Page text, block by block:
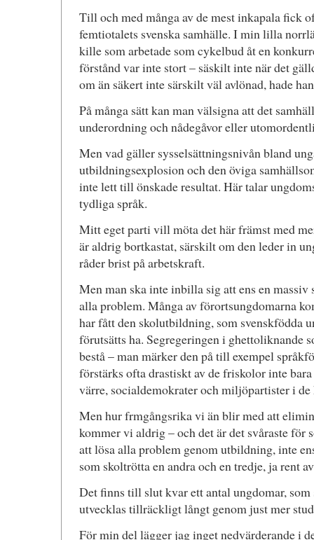
Till och med många av de mest inkapala fick
femtiotalets svenska samhälle. I min lilla
kille som arbetade som cykelbud åt en
förstånd var inte stort – säskilt inte när det
om än säkert inte särskilt väl avlönad, hade
På många sätt kan man välsigna att det
underordning och nådegåvor eller
Men vad gäller sysselsättningsnivån bland
utbildningsexplosion och den öviga
inte lett till önskade resultat. Här talar
tydliga språk.
Mitt eget parti vill möta det här främst med
är aldrig bortkastat, särskilt om den leder in
råder brist på arbetskraft.
Men man ska inte inbilla sig att ens en
alla problem. Många av förortsungdomarna
har fått den skolutbildning, som svenskfödda
förutsätts ha. Segregeringen i ghettoliknande
bestå – man märker den på till exempel
förstärks ofta drastiskt av de friskolor inte
värre, socialdemokrater och miljöpartister i de
Men hur frmgångsrika vi än blir med att
kommer vi aldrig – och det är det svåraste för
att lösa alla problem genom utbildning, inte
som skoltrötta en andra och en tredje, ja rent
Det finns till slut kvar ett antal ungdomar,
utvecklas tillräckligt långt genom just mer
För min del lägger jag inget nedvärderande i